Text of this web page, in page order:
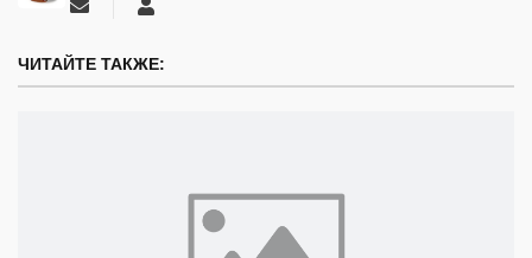
Подписаться
автора
ЧИТАЙТЕ ТАКЖЕ: